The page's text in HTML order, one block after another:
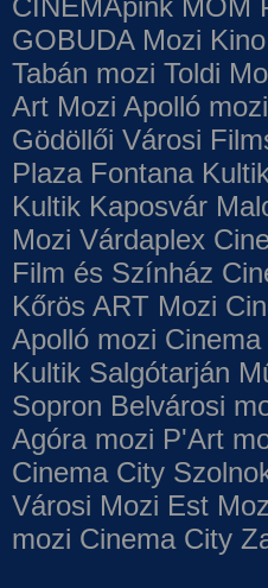
CINEMApink MOM
GOBUDA Mozi
Tabán mozi Toldi
Art Mozi Apolló mozi
Gödöllői Városi
Plaza Fontana
Kultik Kaposvár
Mozi Várdaplex
Film és Színház
Kőrös ART Mozi
Apolló mozi
Kultik Salgótarján
Sopron Belvárosi
Agóra mozi P'Art
Cinema City
Városi Mozi Est
mozi Cinema City